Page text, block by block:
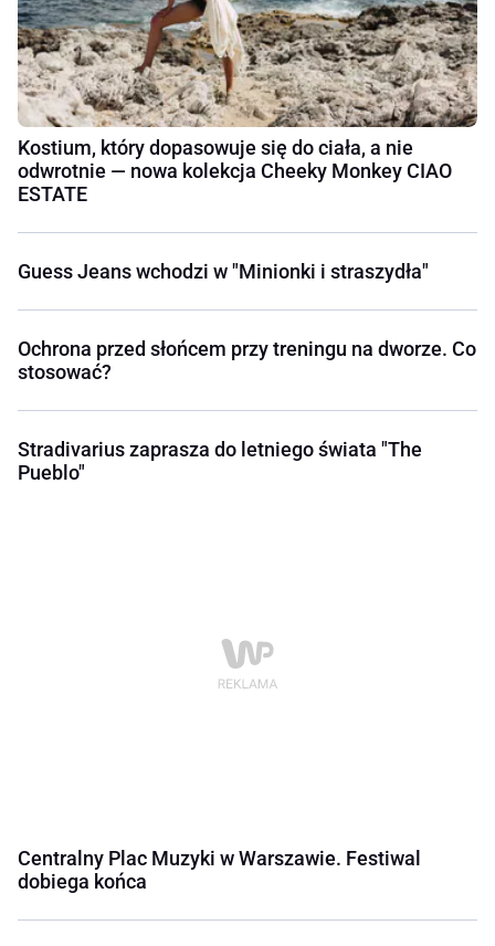
Kostium, który dopasowuje się do ciała, a nie
odwrotnie — nowa kolekcja Cheeky Monkey CIAO
ESTATE
Guess Jeans wchodzi w "Minionki i straszydła"
Ochrona przed słońcem przy treningu na dworze. Co
stosować?
Stradivarius zaprasza do letniego świata "The
Pueblo"
Centralny Plac Muzyki w Warszawie. Festiwal
dobiega końca